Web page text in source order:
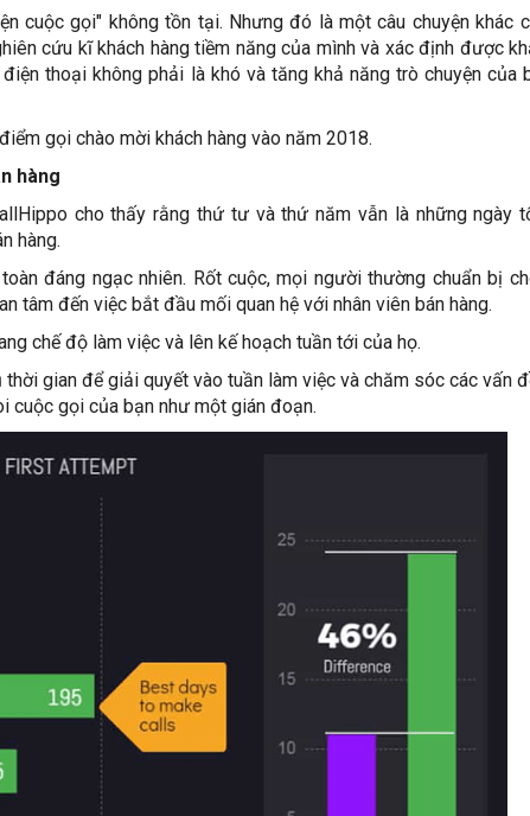
cuộc gọi" không tồn tại. Nhưng đó là một câu chuyện khác
cứu kĩ khách hàng tiềm năng của mình và xác định được
thoại không phải là khó và tăng khả năng trò chuyện của
gọi chào mời khách hàng vào năm 2018.
hàng
cho thấy rằng thứ tư và thứ năm vẫn là những ngày
hàng.
đáng ngạc nhiên. Rốt cuộc, mọi người thường chuẩn bị
tâm đến việc bắt đầu mối quan hệ với nhân viên bán hàng.
chế độ làm việc và lên kế hoạch tuần tới của họ.
gian để giải quyết vào tuần làm việc và chăm sóc các vấn
cuộc gọi của bạn như một gián đoạn.